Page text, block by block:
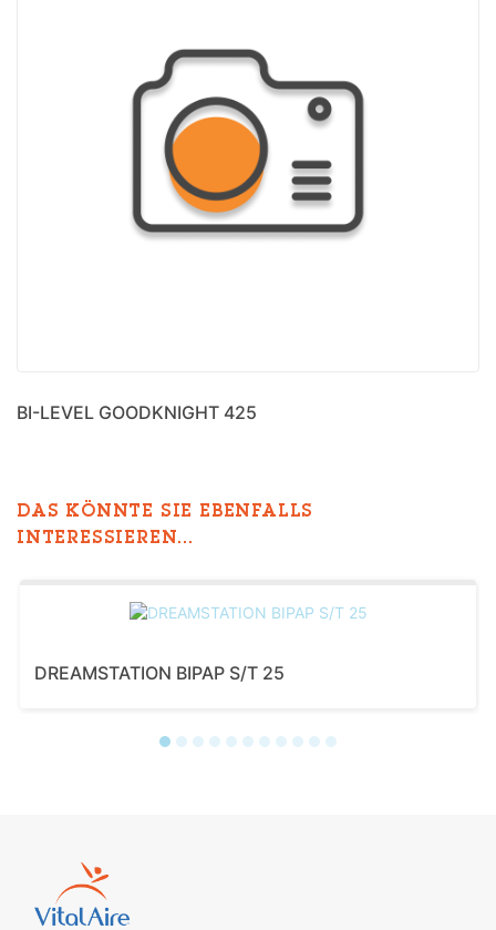
BI-LEVEL GOODKNIGHT 425
DAS KÖNNTE SIE EBENFALLS
INTERESSIEREN...
DREAMSTATION BIPAP S/T 25